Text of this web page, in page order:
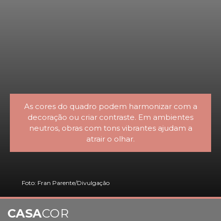
As cores do quadro podem harmonizar com a
decoração ou criar contraste. Em ambientes
neutros, obras com tons vibrantes ajudam a
atrair o olhar.
Foto: Fran Parente/Divulgação
CASACOR